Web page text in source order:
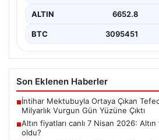
ALTIN 6652.8
BTC 3095451
Son Eklenen Haberler
■İntihar Mektubuyla Ortaya Çıkan
Milyarlık Vurgun Gün Yüzüne Çıktı
■Altın fiyatları canlı 7 Nisan 2026:
oldu?